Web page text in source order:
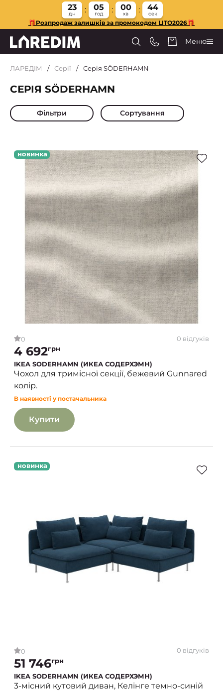
23
дн
05
год
00
хв
43
сек
🎁Розпродаж залишків за промокодом LITO2026🎁
Меню
ЛАРЕДІМ Серії Серія SÖDERHAMN
СЕРІЯ SÖDERHAMN
Фільтри Сортування
новинка
0 0 відгуків
4 692грн
IKEA SODERHAMN (ИКЕА СОДЕРХЭМН)
Чохол для тримісної секції, бежевий Gunnared
колір.
В наявності у постачальника
Купити
новинка
0 0 відгуків
51 746грн
IKEA SODERHAMN (ИКЕА СОДЕРХЭМН)
3-місний кутовий диван, Келінге темно-синій